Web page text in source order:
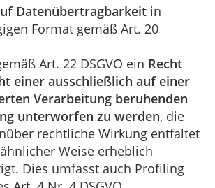
Datenübertragbarkeit in
Format gemäß Art. 20
Art. 22 DSGVO ein Recht
einer ausschließlich auf einer
Verarbeitung beruhenden
unterworfen zu werden, die
rechtliche Wirkung entfaltet
Weise erheblich
Dies umfasst auch Profiling